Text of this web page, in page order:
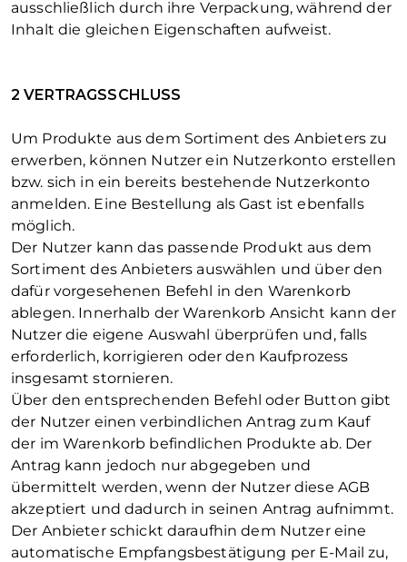
ausschließlich durch ihre Verpackung, während der
Inhalt die gleichen Eigenschaften aufweist.
2 VERTRAGSSCHLUSS
Um Produkte aus dem Sortiment des Anbieters zu
erwerben, können Nutzer ein Nutzerkonto erstellen
bzw. sich in ein bereits bestehende Nutzerkonto
anmelden. Eine Bestellung als Gast ist ebenfalls
möglich.
Der Nutzer kann das passende Produkt aus dem
Sortiment des Anbieters auswählen und über den
dafür vorgesehenen Befehl in den Warenkorb
ablegen. Innerhalb der Warenkorb Ansicht kann der
Nutzer die eigene Auswahl überprüfen und, falls
erforderlich, korrigieren oder den Kaufprozess
insgesamt stornieren.
Über den entsprechenden Befehl oder Button gibt
der Nutzer einen verbindlichen Antrag zum Kauf
der im Warenkorb befindlichen Produkte ab. Der
Antrag kann jedoch nur abgegeben und
übermittelt werden, wenn der Nutzer diese AGB
akzeptiert und dadurch in seinen Antrag aufnimmt.
Der Anbieter schickt daraufhin dem Nutzer eine
automatische Empfangsbestätigung per E-Mail zu,